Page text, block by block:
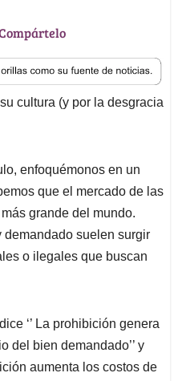
cultura (y por la desgracia
enfoquémonos en un
que el mercado de las
grande del mundo.
demandado suelen surgir
o ilegales que buscan
‘’ La prohibición genera
del bien demandado’’ y
aumenta los costos de